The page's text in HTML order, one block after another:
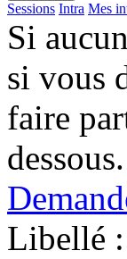
Sessions Intra Mes
Si
si vous
faire
dessous.
Libellé :